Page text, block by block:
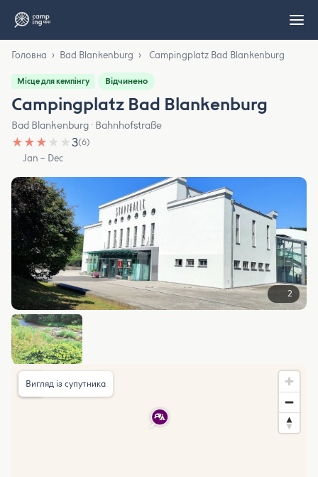
Головна › Bad Blankenburg › Campingplatz Bad Blankenburg
Місце для кемпінгу Відчинено
Campingplatz Bad Blankenburg
Bad Blankenburg · Bahnhofstraße
★ ★ ★ ★ ★3(6)
Jan – Dec
2
Вигляд із супутника